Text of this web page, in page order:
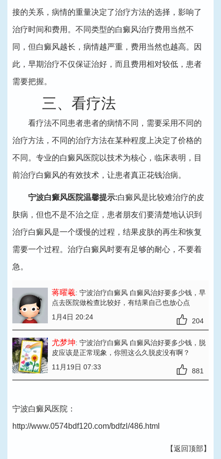
接的关系，病情的重量决定了治疗方法的选择，影响了
治疗时间和费用。不同类型的白癜风治疗费用当然不
同，但白癜风越长，病情越严重，费用当然也越高。因
此，早期治疗不仅保证治好，而且费用相对较低，患者
需要把握。
三、看疗法
看疗法不同患者患者的病情不同，需要采用不同的
治疗方法，不同的治疗方法在某种程度上决定了价格的
不同。专业的白癜风医院以技术为核心，临床表明，目
前治疗白癜风的有效技术，让患者真正花钱治病。
宁波白癜风医院温馨提示:白癜风是比较难治疗的皮
肤病，但也不是不治之症，患者朋友们要清楚地认识到
治疗白癜风是一个缓慢的过程，结果皮肤的再生和恢复
需要一个过程。治疗白癜风时要有足够的耐心，不要着
急。
蒋曜羲: 宁波治疗白癜风 白癜风治好要多少钱，早
点去医院做检查比较好，有结果自己也放心点
1月4日 20:24
204
尤梦坤: 宁波治疗白癜风 白癜风治好要多少钱，脱
皮应该是正常现象，你照这么久脱皮没有啊？
11月19日 07:33
881
宁波白癜风医院：
http://www.0574bdf120.com/bdfzl/486.html
【返回顶部】